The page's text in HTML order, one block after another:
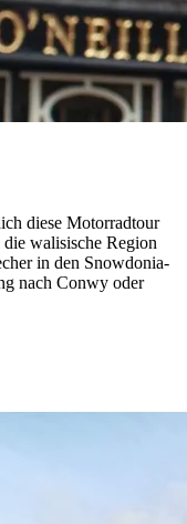
diese Motorradtour
walisische Region
in den Snowdonia-
nach Conwy oder